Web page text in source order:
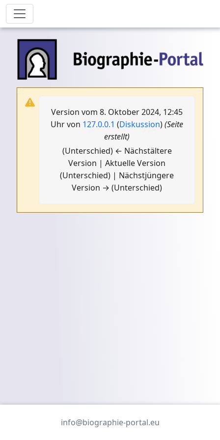
Version vom 8. Oktober 2024, 12:45
Uhr von 127.0.0.1 (Diskussion)(Seite
erstellt)
(Unterschied) ← Nächstältere
Version | Aktuelle Version
(Unterschied) | Nächstjüngere
Version → (Unterschied)
info@biographie-portal.eu